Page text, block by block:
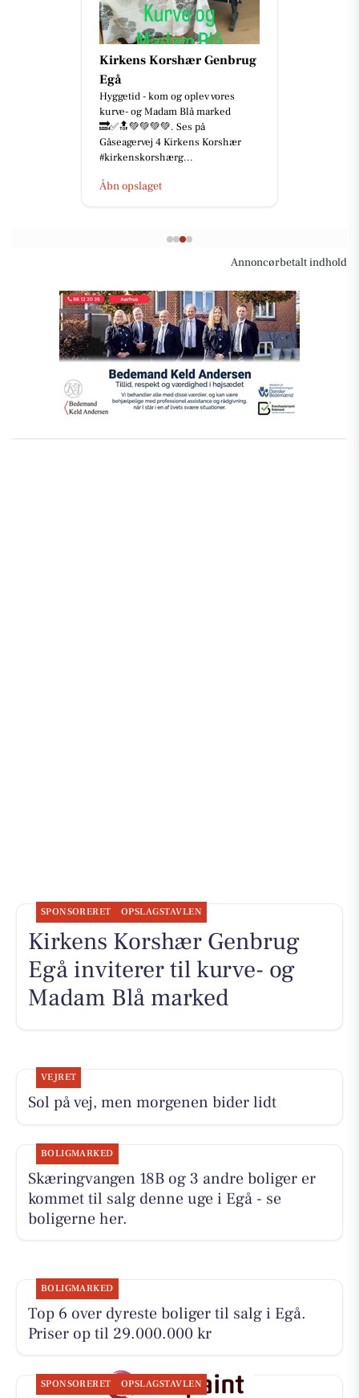
Kirkens Korshær Genbrug
Egå
Hyggetid - kom og oplev vores
kurve- og Madam Blå marked
🔜✅🔝💚💚💚💚. Ses på
Gåseagervej 4 Kirkens Korshær
#kirkenskorshærg...
Åbn opslaget
Annoncørbetalt indhold
SPONSORERET OPSLAGSTAVLEN
Kirkens Korshær Genbrug
Egå inviterer til kurve- og
Madam Blå marked
VEJRET
Sol på vej, men morgenen bider lidt
BOLIGMARKED
Skæringvangen 18B og 3 andre boliger er
kommet til salg denne uge i Egå - se
boligerne her.
BOLIGMARKED
Top 6 over dyreste boliger til salg i Egå.
Priser op til 29.000.000 kr
SPONSORERET OPSLAGSTAVLEN